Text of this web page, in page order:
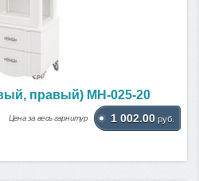
правый) МН-025-20
Цена за весь гарнитур 1 002.00 руб.